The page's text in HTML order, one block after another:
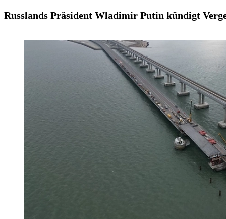
Russlands Präsident Wladimir Putin kündigt